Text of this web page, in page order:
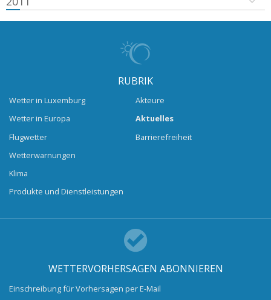
RUBRIK
Wetter in Luxemburg
Wetter in Europa
Flugwetter
Wetterwarnungen
Klima
Produkte und Dienstleistungen
Akteure
Aktuelles
Barrierefreiheit
WETTERVORHERSAGEN ABONNIEREN
Einschreibung für Vorhersagen per E-Mail